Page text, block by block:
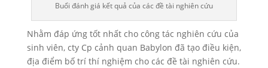
Buổi đánh giá kết quả của các đề tài nghiên cứu
Nhằm đáp ứng tốt nhất cho công tác nghiên cứu của
sinh viên, cty Cp cảnh quan Babylon đã tạo điều kiện,
địa điểm bố trí thí nghiệm cho các đề tài nghiên cứu.